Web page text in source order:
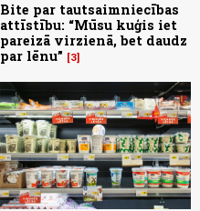
Bite par tautsaimniecības
attīstību: “Mūsu kuģis iet
pareizā virzienā, bet daudz
par lēnu”
3